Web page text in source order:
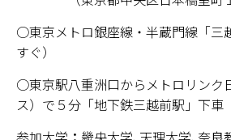
国際交流・留学
奈良国立大学機構
○東京メトロ銀座線・半蔵門線「三
すぐ）
○東京駅八重洲口からメトロリンク
ス）で５分「地下鉄三越前駅」下車